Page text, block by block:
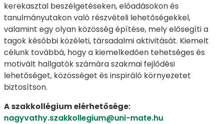
kerekasztal beszélgetéseken, előadásokon és
tanulmányutakon való részvételi lehetőségekkel,
valamint egy olyan közösség építése, mely elősegíti a
tagok későbbi közéleti, társadalmi aktivitását. Kiemelt
célunk továbbá, hogy a kiemelkedően tehetséges és
motivált hallgatók számára szakmai fejlődési
lehetőséget, közösséget és inspiráló környezetet
biztosítson.
A szakkollégium elérhetősége:
nagyvathy.szakkollegium@uni-mate.hu